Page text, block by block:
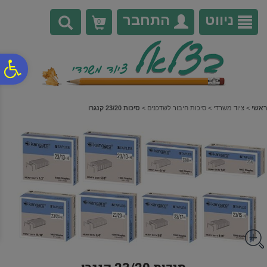
נגישות
אתר
המרכזי
ניווט התחבר 0
ראשי > ציוד משרדי > סיכות חיבור לשדכנים > סיכות 23/20 קנגרו